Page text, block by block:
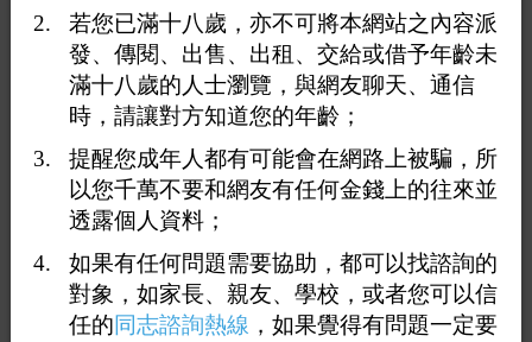
的地方，我覺得很爽，也靜靜的不反抗讓他舔，後來他蹲
下來開始含我陰莖，雖然很爽但是我覺得跟女生也是有點
不一樣，雖然我努力相信他是女的，但是因為他整隻含到
底會感受到他的鬍渣碰到我肚子，會有點被拉回現實的感
覺，不過因為是第一次被這樣含，最後還是忍不住，我輕
拍他肩膀說我要射了，他就幫我打手槍，說射出來沒關
係，所以我就把精液射在地上，這就是我第一次在綠館的
若您已滿十八歲，亦不可將本網站之內容派
發、傳閱、出售、出租、交給或借予年齡未
滿十八歲的人士瀏覽，與網友聊天、通信
時，請讓對方知道您的年齡；
提醒您成年人都有可能會在網路上被騙，所
以您千萬不要和網友有任何金錢上的往來並
透露個人資料；
如果有任何問題需要協助，都可以找諮詢的
對象，如家長、親友、學校，或者您可以信
任的同志諮詢熱線 ，如果覺得有問題一定要